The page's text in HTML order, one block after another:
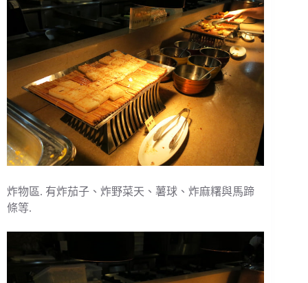
炸物區. 有炸茄子、炸野菜天、薯球、炸麻糬與馬蹄
條等.